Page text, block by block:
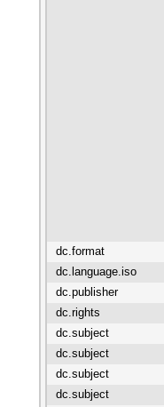
dc.format
dc.language.iso
dc.publisher
dc.rights
dc.subject
dc.subject
dc.subject
dc.subject